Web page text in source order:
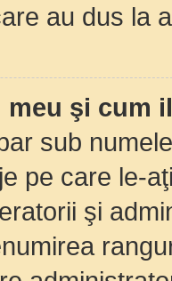
au dus la
meu şi cum
sub
pe care le-
şi